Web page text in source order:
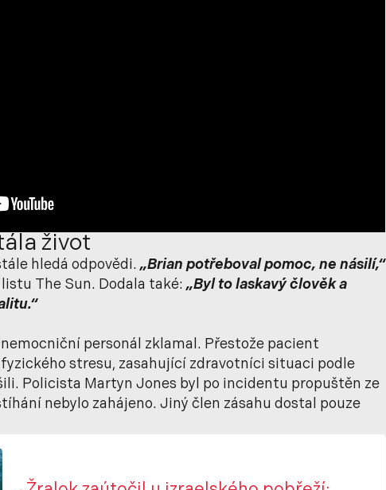
život
hledá odpovědi.„Brian potřeboval pomoc, ne násilí,“
The Sun. Dodala také:„Byl to laskavý člověk a
personál zklamal. Přestože pacient
stresu, zasahující zdravotníci situaci podle
Policista Martyn Jones byl po incidentu propuštěn ze
nebylo zahájeno. Jiný člen zásahu dostal pouze